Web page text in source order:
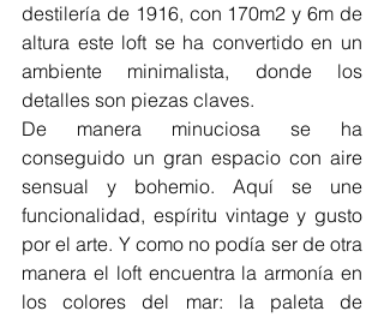
destilería de 1916, con 170m2 y 6m de
altura este loft se ha convertido en un
ambiente minimalista, donde los
detalles son piezas claves.
De manera minuciosa se ha
conseguido un gran espacio con aire
sensual y bohemio. Aquí se une
funcionalidad, espíritu vintage y gusto
por el arte. Y como no podía ser de otra
manera el loft encuentra la armonía en
los colores del mar: la paleta de